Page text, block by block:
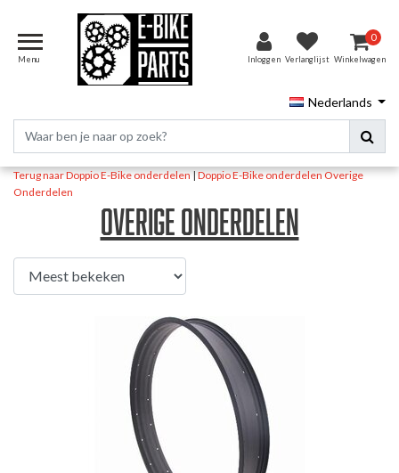
Menu Inloggen Verlanglijst
0
Winkelwagen
Nederlands
Terug naar Doppio E-Bike onderdelen|Doppio E-Bike onderdelenOverige
Onderdelen
Overige Onderdelen